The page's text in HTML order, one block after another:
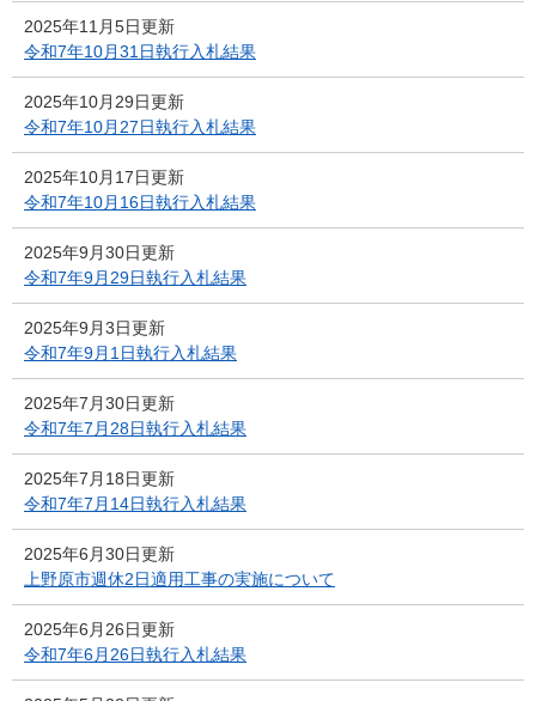
2025年11月5日更新
令和7年10月31日執行入札結果
2025年10月29日更新
令和7年10月27日執行入札結果
2025年10月17日更新
令和7年10月16日執行入札結果
2025年9月30日更新
令和7年9月29日執行入札結果
2025年9月3日更新
令和7年9月1日執行入札結果
2025年7月30日更新
令和7年7月28日執行入札結果
2025年7月18日更新
令和7年7月14日執行入札結果
2025年6月30日更新
上野原市週休2日適用工事の実施について
2025年6月26日更新
令和7年6月26日執行入札結果